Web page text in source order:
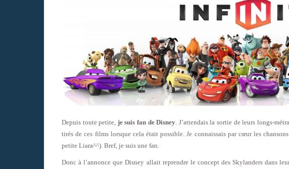
Depuis toute petite, je suis fan de Disney . J’attendais la sortie de leurs longs-
tirés de ces films lorsque cela était possible. Je connaissais par cœur les
petite Liara^^). Bref, je suis une fan.
Donc à l’annonce que Disney allait reprendre le concept des Skylanders dans